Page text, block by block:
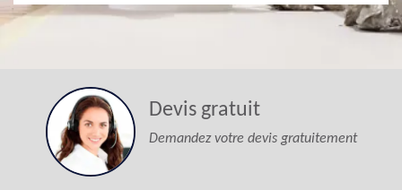
Devis gratuit
Demandez votre devis gratuitement